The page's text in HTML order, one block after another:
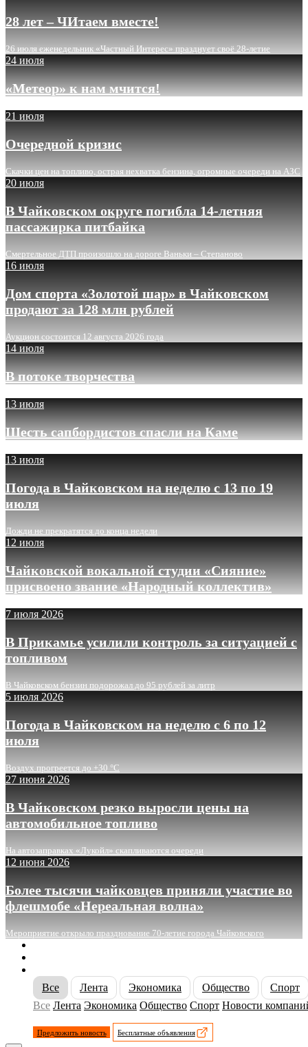
28 лет – ЧИтаем вместе!
26 июля еженедельник «Частный Интерес» празднует своё 28-летие
24 июля
«Метеор» к нам мчится!
21 июля
Очередной кризис
Скачки цен на топливо, острая нехватка бензина, огромные очереди на АЗС
20 июля
В Чайковском округе погибла 14-летняя
пассажирка питбайка
Смертельное ДТП произошло на дороге Ваньки – Степаново
16 июля
Дом спорта «Золотой шар» в Чайковском
продают за 128 млн рублей
Аукцион состоится 12 августа 2026 года
14 июля
В потоке творчества
13 июля
Шесть сапбордистов спасли на Каме
13 июля
Погода в Чайковском на неделю с 13 по 19
июля
Дожди не прекратятся до конца недели
12 июля
Чайковской вокальной студии «Сияние»
присвоено звание «Народный коллектив»
7 июля 2026
В Прикамье усилили контроль за ситуацией с
топливом
В Чайковском бензин подорожал до 95 рублей за литр
5 июля 2026
Погода в Чайковском на неделю с 6 по 12
июля
Воздух прогреется до +30 °C
27 июня 2026
В Чайковском резко выросли цены на
автомобильное топливо
На автозаправках «Лукойл» скапливаются очереди
12 июня 2026
Более тысячи чайковцев приняли участие во
флешмобе «Нереальная волна»
Мероприятие открыло празднование 70-летие города Чайковского
Все
Лента Экономика Общество
Спорт
Все Лента Экономика Общество Спорт Новости
Предложить новость Бесплатные объявления